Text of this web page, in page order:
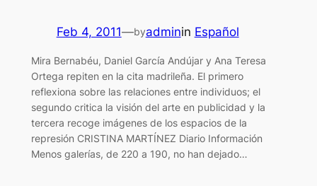
Feb 4, 2011—byadminin Español
Mira Bernabéu, Daniel García Andújar y Ana Teresa
Ortega repiten en la cita madrileña. El primero
reflexiona sobre las relaciones entre individuos; el
segundo critica la visión del arte en publicidad y la
tercera recoge imágenes de los espacios de la
represión CRISTINA MARTÍNEZ Diario Información
Menos galerías, de 220 a 190, no han dejado…